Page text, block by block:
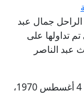
جمال عبد
تداولها على
عبد الناصر
وتضمن المحادثة الصوتية التي يعود تاريخها إلى 4 أغسطس 1970،